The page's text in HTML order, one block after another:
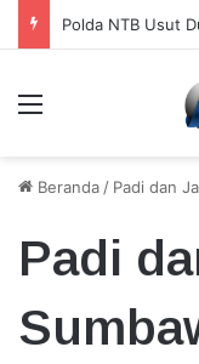
Menu
Beranda / Padi dan
Padi